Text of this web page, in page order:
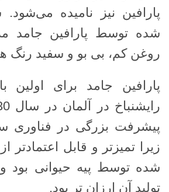
پارافین نیز نامیده
شده توسط پارافین جامد
روغن کم، بی بو و سفید رنگ
پارافین جامد برای اولین
پیشرفت بزرگی در فناوری
زیرا تمیزتر و قابل اعتمادتر
شده توسط پیه حیوانی بود و
تولید آن ارزان تر بود.